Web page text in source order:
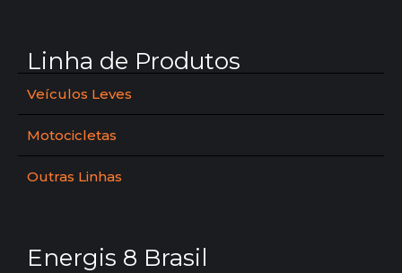
Linha de Produtos
Veículos Leves
Motocicletas
Outras Linhas
Energis 8 Brasil